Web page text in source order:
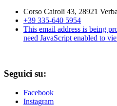
Corso Cairoli 43, 28921
+39 335-640 5954
This email address is being
need JavaScript enabled to
Seguici su:
Facebook
Instagram